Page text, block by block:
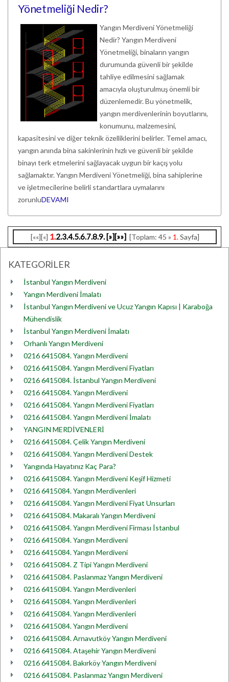
Yönetmeliği Nedir?
Yangın Merdiveni Yönetmeliği
Nedir? Yangın Merdiveni
Yönetmeliği, binaların yangın
durumunda güvenli bir şekilde
tahliye edilmesini sağlamak
amacıyla oluşturulmuş önemli bir
düzenlemedir. Bu yönetmelik,
yangın merdivenlerinin boyutlarını,
konumunu, malzemesini,
kapasitesini ve diğer teknik özelliklerini belirler. Temel amacı,
yangın anında bina sakinlerinin hızlı ve güvenli bir şekilde
binayı terk etmelerini sağlayacak uygun bir kaçış yolu
sağlamaktır. Yangın Merdiveni Yönetmeliği, bina sahiplerine
ve işletmecilerine belirli standartlara uymalarını
zorunluDEVAMI
[««][«] 1.2.3.4.5.6.7.8.9.[»][»»] [Toplam: 45 » 1.Sayfa]
KATEGORİLER
İstanbul Yangın Merdiveni
Yangın Merdiveni İmalatı
İstanbul Yangın Merdiveni ve Ucuz Yangın Kapısı | Karaboğa
Mühendislik
İstanbul Yangın Merdiveni İmalatı
Orhanlı Yangın Merdiveni
0216 6415084. Yangın Merdiveni
0216 6415084. Yangın Merdiveni Fiyatları
0216 6415084. İstanbul Yangın Merdiveni
0216 6415084. Yangın Merdiveni
0216 6415084. Yangın Merdiveni Fiyatları
0216 6415084. Yangın Merdiveni İmalatı
YANGIN MERDİVENLERİ
0216 6415084. Çelik Yangın Merdiveni
0216 6415084. Yangın Merdiveni Destek
Yangında Hayatınız Kaç Para?
0216 6415084. Yangın Merdiveni Keşif Hizmeti
0216 6415084. Yangın Merdivenleri
0216 6415084. Yangın Merdiveni Fiyat Unsurları
0216 6415084. Makaralı Yangın Merdiveni
0216 6415084. Yangın Merdiveni Firması İstanbul
0216 6415084. Yangın Merdiveni
0216 6415084. Yangın Merdiveni
0216 6415084. Z Tipi Yangın Merdiveni
0216 6415084. Paslanmaz Yangın Merdiveni
0216 6415084. Yangın Merdivenleri
0216 6415084. Yangın Merdivenleri
0216 6415084. Yangın Merdivenleri
0216 6415084. Yangın Merdiveni
0216 6415084. Arnavutköy Yangın Merdiveni
0216 6415084. Ataşehir Yangın Merdiveni
0216 6415084. Bakırköy Yangın Merdiveni
0216 6415084. Paslanmaz Yangın Merdiveni